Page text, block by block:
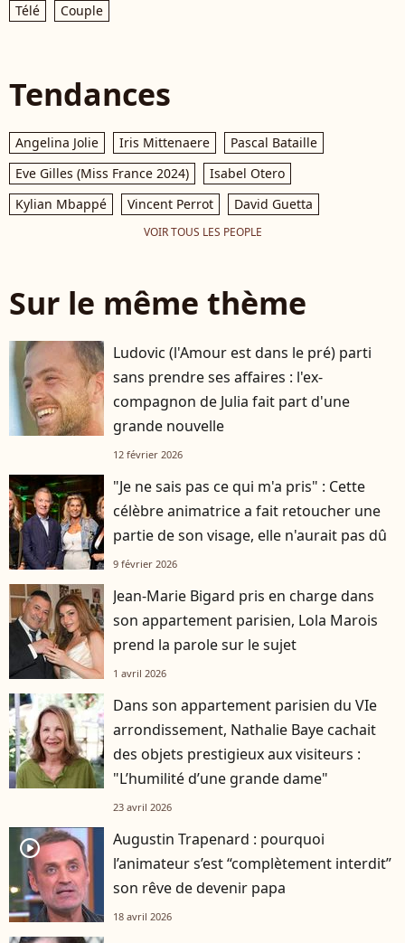
Télé
Couple
Tendances
Angelina Jolie Iris Mittenaere
Pascal Bataille
Eve Gilles (Miss France 2024)
Isabel Otero
Kylian Mbappé
Vincent Perrot David Guetta
VOIR TOUS LES PEOPLE
Sur le même thème
Ludovic (l'Amour est dans le pré) parti
sans prendre ses affaires : l'ex-
compagnon de Julia fait part d'une
grande nouvelle
12 février 2026
"Je ne sais pas ce qui m'a pris" : Cette
célèbre animatrice a fait retoucher une
partie de son visage, elle n'aurait pas dû
9 février 2026
Jean-Marie Bigard pris en charge dans
son appartement parisien, Lola Marois
prend la parole sur le sujet
1 avril 2026
Dans son appartement parisien du VIe
arrondissement, Nathalie Baye cachait
des objets prestigieux aux visiteurs :
"L’humilité d’une grande dame"
23 avril 2026
player2
Augustin Trapenard : pourquoi
l’animateur s’est “complètement interdit”
son rêve de devenir papa
18 avril 2026